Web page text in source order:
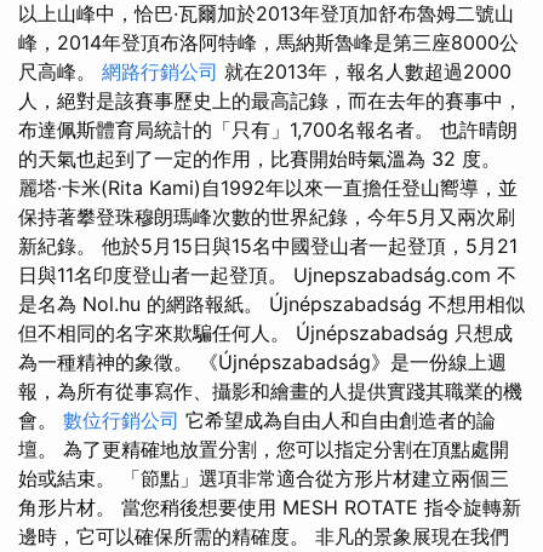
以上山峰中，恰巴·瓦爾加於2013年登頂加舒布魯姆二號山
峰，2014年登頂布洛阿特峰，馬納斯魯峰是第三座8000公
尺高峰。 網路行銷公司 就在2013年，報名人數超過2000
人，絕對是該賽事歷史上的最高記錄，而在去年的賽事中，
布達佩斯體育局統計的「只有」1,700名報名者。 也許晴朗
的天氣也起到了一定的作用，比賽開始時氣溫為 32 度。
麗塔·卡米(Rita Kami)自1992年以來一直擔任登山嚮導，並
保持著攀登珠穆朗瑪峰次數的世界紀錄，今年5月又兩次刷
新紀錄。 他於5月15日與15名中國登山者一起登頂，5月21
日與11名印度登山者一起登頂。 Ujnepszabadság.com 不
是名為 Nol.hu 的網路報紙。 Újnépszabadság 不想用相似
但不相同的名字來欺騙任何人。 Újnépszabadság 只想成
為一種精神的象徵。 《Újnépszabadság》是一份線上週
報，為所有從事寫作、攝影和繪畫的人提供實踐其職業的機
會。 數位行銷公司 它希望成為自由人和自由創造者的論
壇。 為了更精確地放置分割，您可以指定分割在頂點處開
始或結束。 「節點」選項非常適合從方形片材建立兩個三
角形片材。 當您稍後想要使用 MESH ROTATE 指令旋轉新
邊時，它可以確保所需的精確度。 非凡的景象展現在我們